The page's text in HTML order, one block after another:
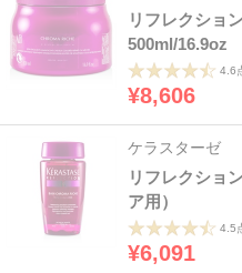
リフレクショ
500ml/16.9oz
4.6
¥8,606
ケラスターゼ
リフレクショ
ア用）
4.5
¥6,091